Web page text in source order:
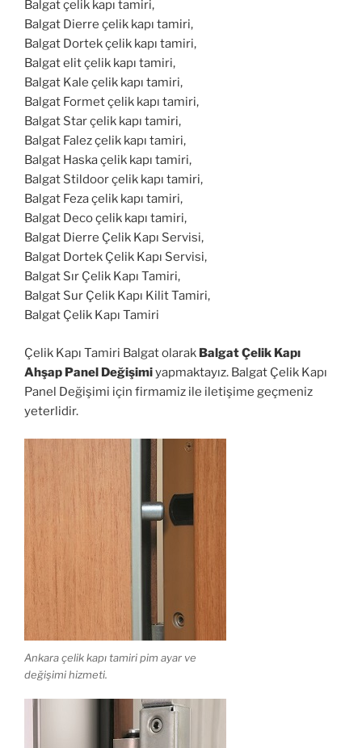
Balgat çelik kapı tamiri,
Balgat Dierre çelik kapı tamiri,
Balgat Dortek çelik kapı tamiri,
Balgat elit çelik kapı tamiri,
Balgat Kale çelik kapı tamiri,
Balgat Formet çelik kapı tamiri,
Balgat Star çelik kapı tamiri,
Balgat Falez çelik kapı tamiri,
Balgat Haska çelik kapı tamiri,
Balgat Stildoor çelik kapı tamiri,
Balgat Feza çelik kapı tamiri,
Balgat Deco çelik kapı tamiri,
Balgat Dierre Çelik Kapı Servisi,
Balgat Dortek Çelik Kapı Servisi,
Balgat Sır Çelik Kapı Tamiri,
Balgat Sur Çelik Kapı Kilit Tamiri,
Balgat Çelik Kapı Tamiri
Çelik Kapı Tamiri Balgat olarak Balgat Çelik Kapı
Ahşap Panel Değişimiyapmaktayız. Balgat Çelik Kapı
Panel Değişimi için firmamiz ile iletişime geçmeniz
yeterlidir.
Ankara çelik kapı tamiri pim ayar ve
değişimi hizmeti.